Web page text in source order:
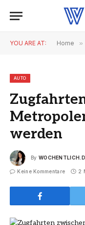
YOU ARE AT: Home »
AUTO
werden
By
Keine Kommentare 2